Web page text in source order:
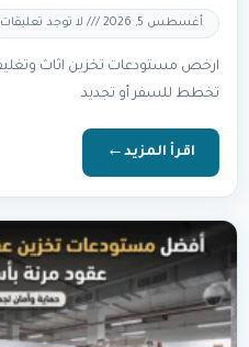
أغسطس 5, 2026 لا توجد تعليقات
تخطط للسفر أو تجديد
اقرأ المزيد